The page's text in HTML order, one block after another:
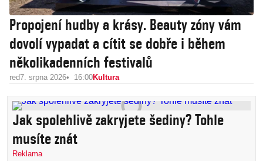
Propojení hudby a krásy. Beauty zóny vám
dovolí vypadat a cítit se dobře i během
několikadenních festivalů
red7. srpna 2026 16:00Kultura
Jak spolehlivě zakryjete šediny? Tohle
musíte znát
Reklama